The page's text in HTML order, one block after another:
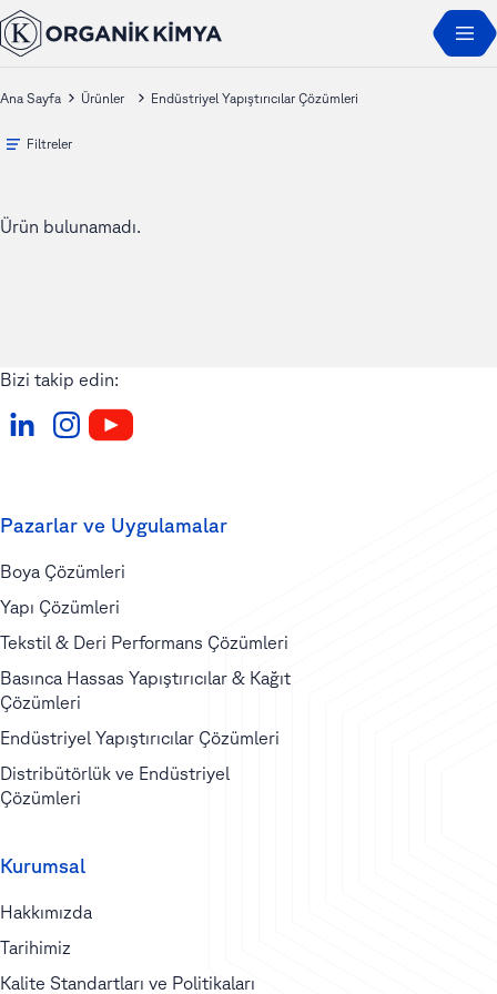
Ana Sayfa Ürünler Endüstriyel Yapıştırıcılar Çözümleri
Filtreler
Ürün bulunamadı.
Bizi takip edin:
Pazarlar ve Uygulamalar
Boya Çözümleri
Yapı Çözümleri
Tekstil & Deri Performans Çözümleri
Basınca Hassas Yapıştırıcılar & Kağıt
Çözümleri
Endüstriyel Yapıştırıcılar Çözümleri
Distribütörlük ve Endüstriyel
Çözümleri
Kurumsal
Hakkımızda
Tarihimiz
Kalite Standartları ve Politikaları